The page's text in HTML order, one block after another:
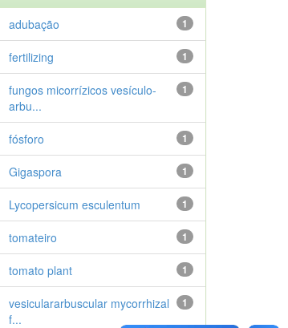
1
adubação
1
fertilizing
1
fungos micorrízicos vesículo-
arbu...
1
fósforo
1
Gigaspora
1
Lycopersicum esculentum
1
tomateiro
1
tomato plant
1
vesiculararbuscular mycorrhizal
f...